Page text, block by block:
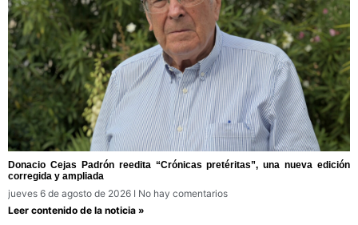
Donacio Cejas Padrón reedita “Crónicas pretéritas”, una nueva edición
corregida y ampliada
jueves 6 de agosto de 2026
No hay comentarios
Leer contenido de la noticia »